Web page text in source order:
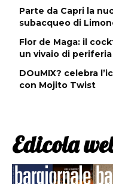
Parte da Capri la
subacqueo di
Flor de Maga: il
un vivaio di periferia
DOuMIX? celebra
con Mojito Twist
Edicola